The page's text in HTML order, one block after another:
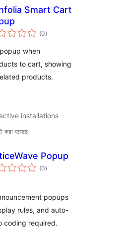
Smart Cart
(0total
ratings
)
when
to cart, showing
products.
installations
হয়েছে
Popup
(0total
ratings
)
popups
rules, and auto-
coding required.